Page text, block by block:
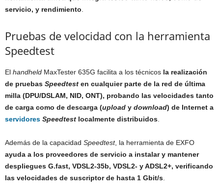
servicio, y rendimiento
Pruebas de velocidad con la herramienta
Speedtest
El handheld MaxTester 635G facilita a los técnicos la realización
de pruebas Speedtest en cualquier parte de la red de última
milla (DPU/DSLAM, NID, ONT), probando las velocidades tanto
de carga como de descarga (upload y download) de Internet a
servidores Speedtest localmente distribuidos
Además de la capacidad Speedtest, la herramienta de EXFO
ayuda a los proveedores de servicio a instalar y mantener
despliegues G.fast, VDSL2-35b, VDSL2- y ADSL2+, verificando
las velocidades de suscriptor de hasta 1 Gbit/s